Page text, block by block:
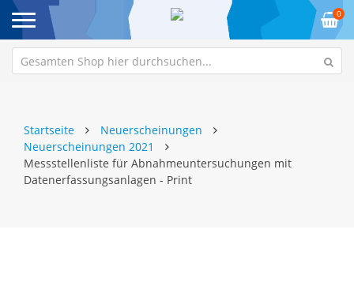
0
Startseite
Neuerscheinungen
Neuerscheinungen 2021
Messstellenliste für Abnahmeuntersuchungen mit
Datenerfassungsanlagen - Print